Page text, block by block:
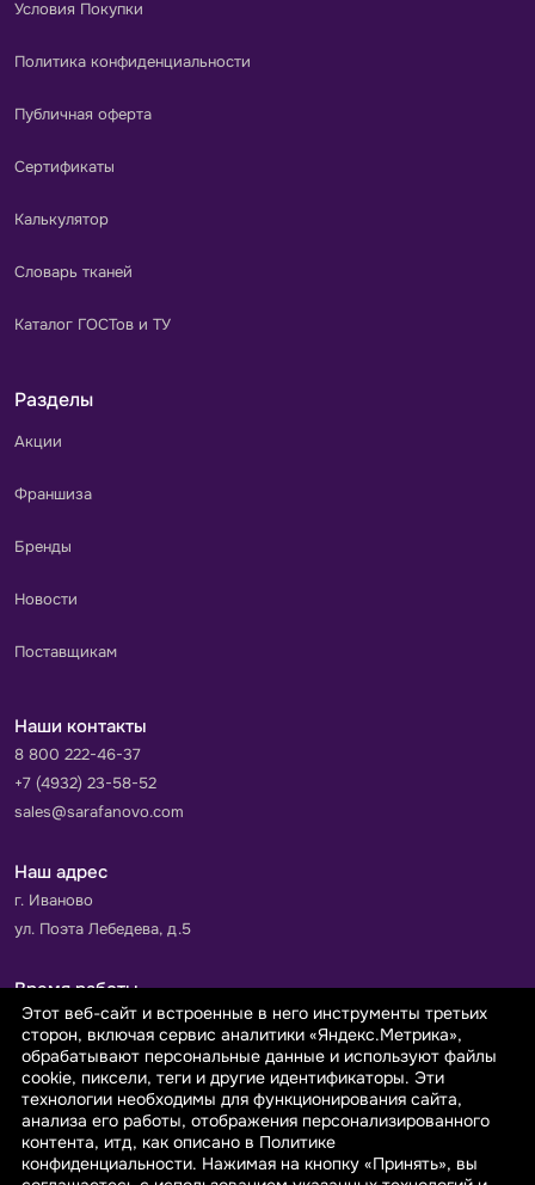
Условия Покупки
Политика конфиденциальности
Публичная оферта
Сертификаты
Калькулятор
Словарь тканей
Каталог ГОСТов и ТУ
Разделы
Акции
Франшиза
Бренды
Новости
Поставщикам
Наши контакты
8 800 222-46-37
+7 (4932) 23-58-52
sales@sarafanovo.com
Наш адрес
г. Иваново
ул. Поэта Лебедева, д.5
Время работы
Пн-Пт с 9.00 до 18.00
Сб-Вс: выходной
Принимаем к оплате
Этот веб-сайт и встроенные в него инструменты третьих
сторон, включая сервис аналитики «Яндекс.Метрика»,
обрабатывают персональные данные и используют файлы
cookie, пиксели, теги и другие идентификаторы. Эти
технологии необходимы для функционирования сайта,
анализа его работы, отображения персонализированного
контента, итд, как описано в Политике
конфиденциальности. Нажимая на кнопку «Принять», вы